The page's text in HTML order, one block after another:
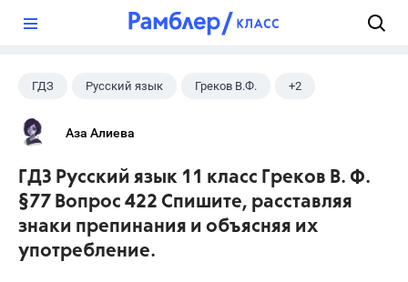
ГДЗ Русский язык Греков В.Ф. +2
11 класс
Аза Алиева
ГДЗ Русский язык 11 класс Греков В. Ф.
§77 Вопрос 422 Спишите, расставляя
знаки препинания и объясняя их
употребление.